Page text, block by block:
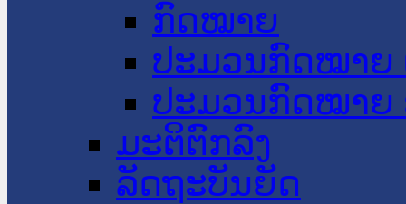
ກົດໝາຍ
ປະມວນກົດໝາຍ
ປະມວນກົດໝາຍ
ມະຕິຕົກລົງ
ລັດຖະບັນຍັດ